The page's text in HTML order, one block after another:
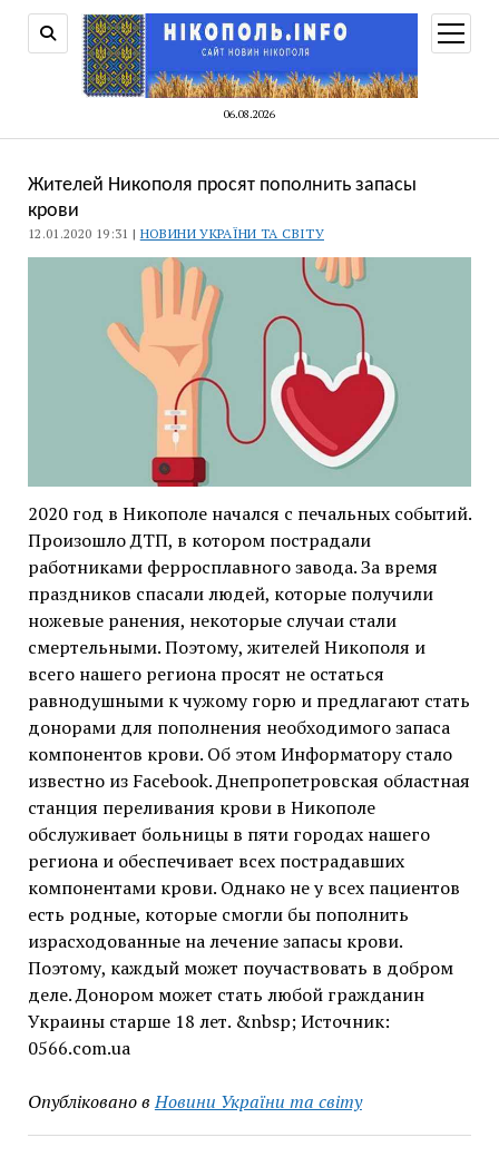
06.08.2026
меню
Жителей Никополя просят пополнить запасы
крови
12.01.2020 19:31 | НОВИНИ УКРАЇНИ ТА СВІТУ
2020 год в Никополе начался с печальных событий.
Произошло ДТП, в котором пострадали
работниками ферросплавного завода. За время
праздников спасали людей, которые получили
ножевые ранения, некоторые случаи стали
смертельными. Поэтому, жителей Никополя и
всего нашего региона просят не остаться
равнодушными к чужому горю и предлагают стать
донорами для пополнения необходимого запаса
компонентов крови. Об этом Информатору стало
известно из Facebook. Днепропетровская областная
станция переливания крови в Никополе
обслуживает больницы в пяти городах нашего
региона и обеспечивает всех пострадавших
компонентами крови. Однако не у всех пациентов
есть родные, которые смогли бы пополнить
израсходованные на лечение запасы крови.
Поэтому, каждый может поучаствовать в добром
деле. Донором может стать любой гражданин
Украины старше 18 лет. &nbsp; Источник:
0566.com.ua
Опубліковано в Новини України та світу